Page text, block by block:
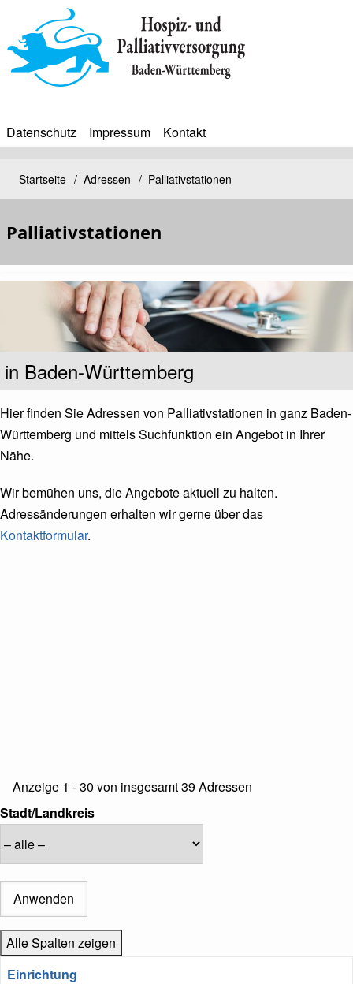
zum
Inhalt
BIP
Datenschutz Impressum Kontakt
Bip
Pfadnavigation
Startseite Adressen Palliativstationen
Palliativstationen
Untertitel
in Baden-Württemberg
Hier finden Sie Adressen von Palliativstationen in ganz Baden-
Württemberg und mittels Suchfunktion ein Angebot in Ihrer
Nähe.
Wir bemühen uns, die Angebote aktuell zu halten.
Adressänderungen erhalten wir gerne über das
Kontaktformular.
Referenz
auf
Anzeige 1 - 30 von insgesamt 39 Adressen
Stadt/Landkreis
Alle Spalten zeigen
Einrichtung